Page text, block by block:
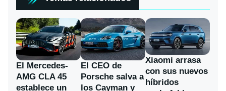
El Mercedes-
AMG CLA 45
establece un
El CEO de
Porsche salva a
los Cayman y
Xiaomi arrasa
con sus nuevos
híbridos